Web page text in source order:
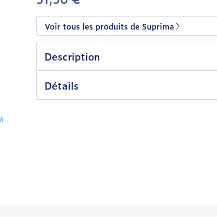
Voir tous les produits de Suprima
Description
Détails
en carrousel